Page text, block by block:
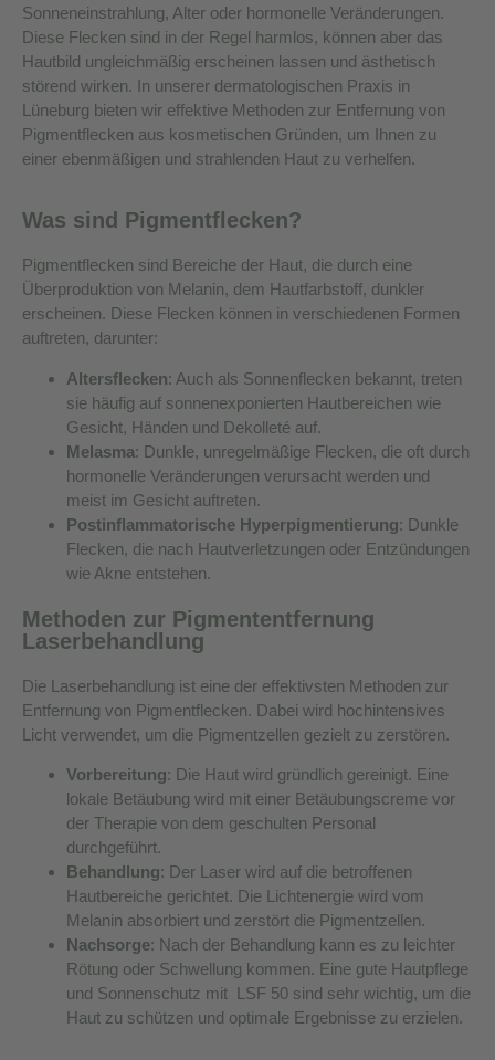
Sonneneinstrahlung, Alter oder hormonelle Veränderungen.
Diese Flecken sind in der Regel harmlos, können aber das
Hautbild ungleichmäßig erscheinen lassen und ästhetisch
störend wirken. In unserer dermatologischen Praxis in
Lüneburg bieten wir effektive Methoden zur Entfernung von
Pigmentflecken aus kosmetischen Gründen, um Ihnen zu
einer ebenmäßigen und strahlenden Haut zu verhelfen.
Was sind Pigmentflecken?
Pigmentflecken sind Bereiche der Haut, die durch eine
Überproduktion von Melanin, dem Hautfarbstoff, dunkler
erscheinen. Diese Flecken können in verschiedenen Formen
auftreten, darunter:
Altersflecken: Auch als Sonnenflecken bekannt, treten
sie häufig auf sonnenexponierten Hautbereichen wie
Gesicht, Händen und Dekolleté auf.
Melasma: Dunkle, unregelmäßige Flecken, die oft durch
hormonelle Veränderungen verursacht werden und
meist im Gesicht auftreten.
Postinflammatorische Hyperpigmentierung: Dunkle
Flecken, die nach Hautverletzungen oder Entzündungen
wie Akne entstehen.
Methoden zur Pigmententfernung
Laserbehandlung
Die Laserbehandlung ist eine der effektivsten Methoden zur
Entfernung von Pigmentflecken. Dabei wird hochintensives
Licht verwendet, um die Pigmentzellen gezielt zu zerstören.
Vorbereitung: Die Haut wird gründlich gereinigt. Eine
lokale Betäubung wird mit einer Betäubungscreme vor
der Therapie von dem geschulten Personal
durchgeführt.
Behandlung: Der Laser wird auf die betroffenen
Hautbereiche gerichtet. Die Lichtenergie wird vom
Melanin absorbiert und zerstört die Pigmentzellen.
Nachsorge: Nach der Behandlung kann es zu leichter
Rötung oder Schwellung kommen. Eine gute Hautpflege
und Sonnenschutz mit LSF 50 sind sehr wichtig, um die
Haut zu schützen und optimale Ergebnisse zu erzielen.